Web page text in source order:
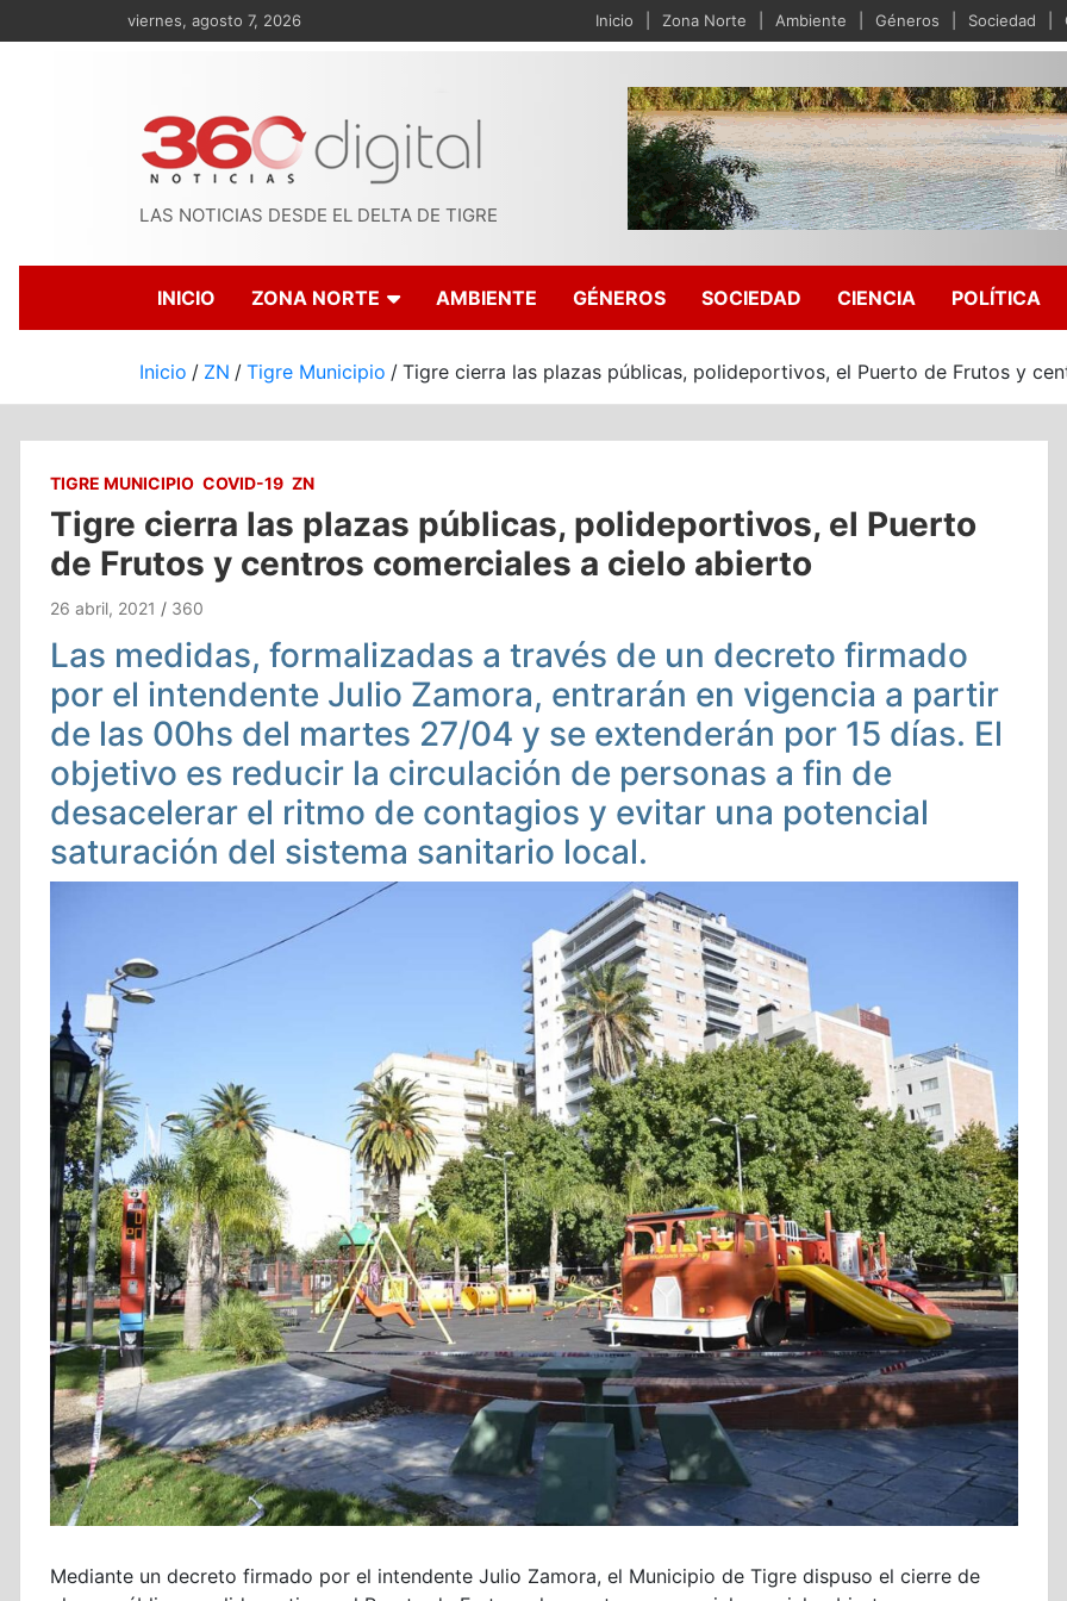
al
viernes, agosto 7, 2026 Inicio Zona Norte Ambiente Géneros Sociedad
LAS NOTICIAS DESDE EL DELTA DE TIGRE
INICIO ZONA NORTE AMBIENTE GÉNEROS SOCIEDAD CIENCIA POLÍTICA
Inicio ZN Tigre Municipio Tigre cierra las plazas públicas, polideportivos, el Puerto de Frutos y
TIGRE MUNICIPIO COVID-19 ZN
Tigre cierra las plazas públicas, polideportivos, el Puerto
de Frutos y centros comerciales a cielo abierto
26 abril, 2021 360
Las medidas, formalizadas a través de un decreto firmado
por el intendente Julio Zamora, entrarán en vigencia a partir
de las 00hs del martes 27/04 y se extenderán por 15 días. El
objetivo es reducir la circulación de personas a fin de
desacelerar el ritmo de contagios y evitar una potencial
saturación del sistema sanitario local.
Mediante un decreto firmado por el intendente Julio Zamora, el Municipio de Tigre dispuso el cierre de